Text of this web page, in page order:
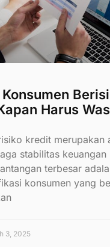
Harus
kredit merupakan
stabilitas keuangan
terbesar
konsumen yang
3, 2025